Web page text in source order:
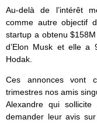
Au-delà de l’intérêt
comme autre objectif
startup a obtenu
d’Elon Musk et elle a
Hodak.
Ces annonces vont
trimestres nos amis
Alexandre qui
demander leur avis sur